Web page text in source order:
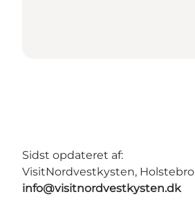
Sidst opdateret af:
VisitNordvestkysten, Holstebro
info@visitnordvestkysten.dk